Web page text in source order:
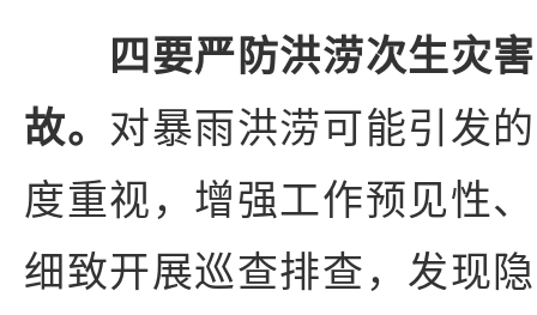
四要严防洪涝次生灾
故。 对暴雨洪涝可能引发
度重视，增强工作预见性
细致开展巡查排查，发现